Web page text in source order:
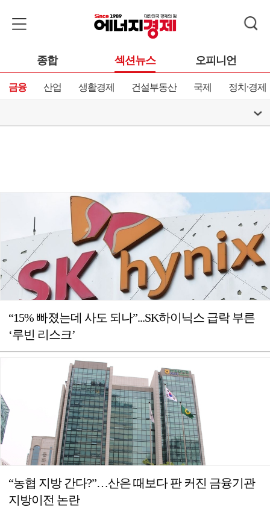
종합 섹션뉴스 오피니언
금융 산업 생활경제 건설부동산 국제 정치·경제
“15% 빠졌는데 사도 되나”...SK하이닉스 급락 부른
‘루빈 리스크’
“농협 지방 간다?”…산은 때보다 판 커진 금융기관
지방이전 논란